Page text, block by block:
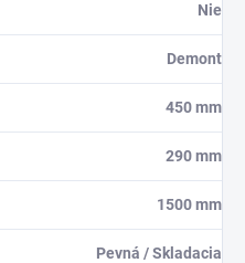
Nie
Demont
450 mm
290 mm
1500 mm
Pevná / Skladacia